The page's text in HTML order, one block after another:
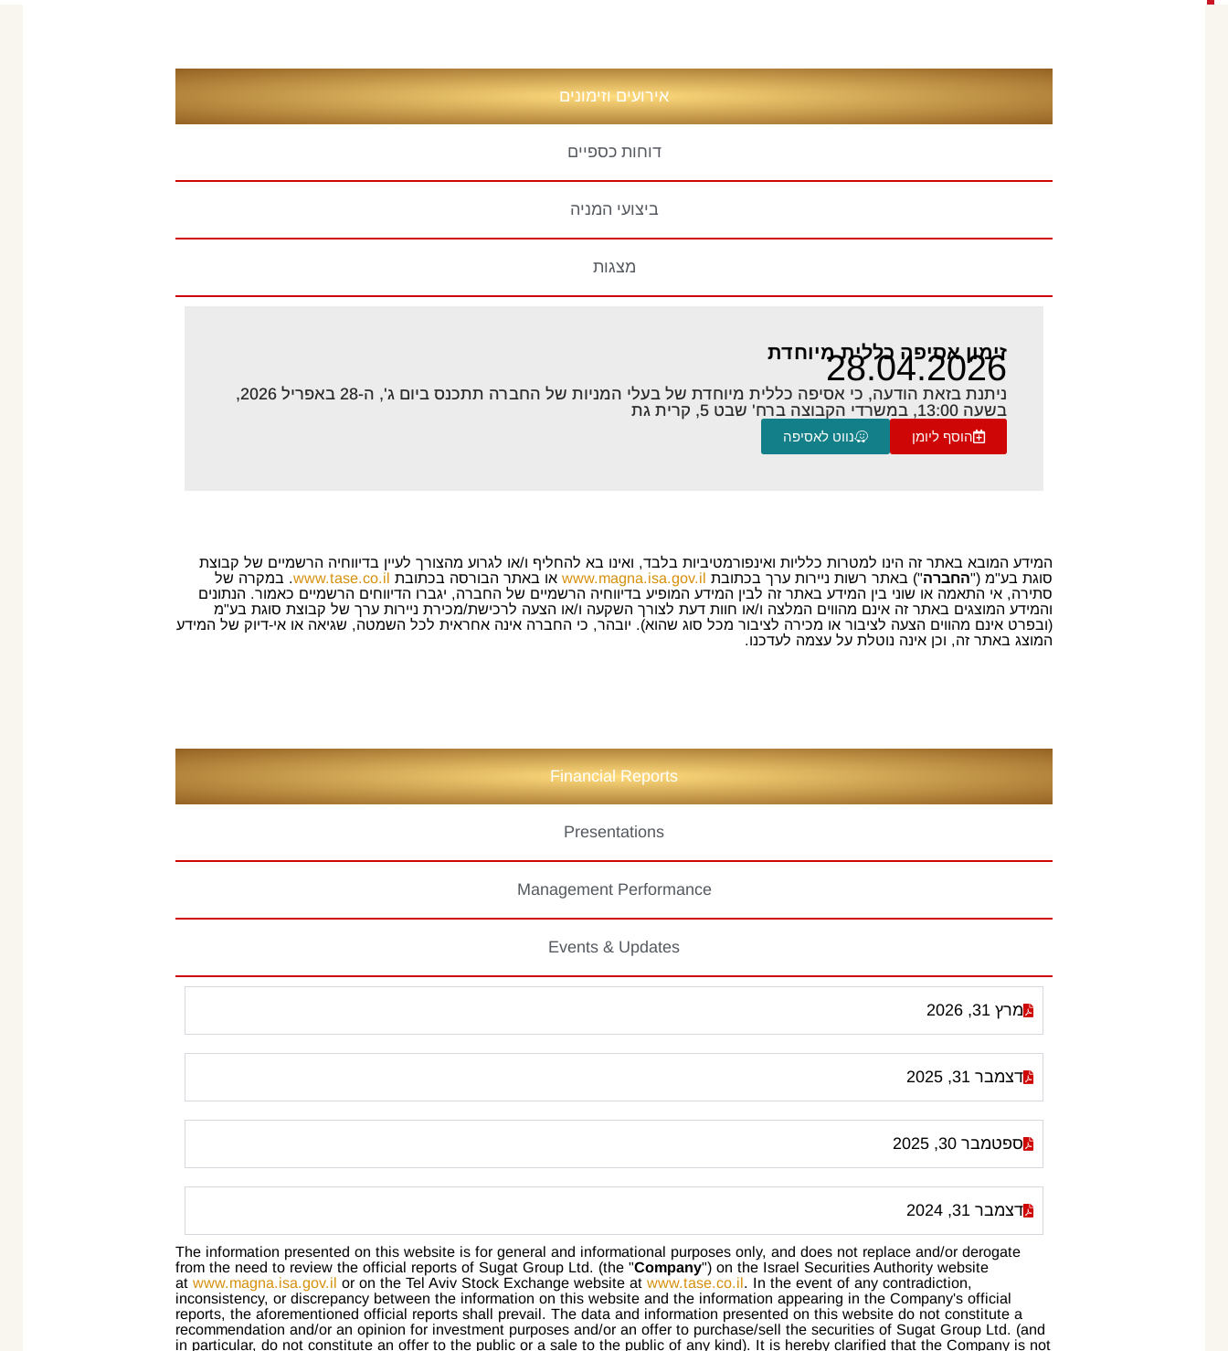
אירועים וזימונים
דוחות כספיים
ביצועי המניה
מצגות
זימון אסיפה כללית מיוחדת
28.04.2026
ניתנת בזאת הודעה, כי אסיפה כללית מיוחדת של בעלי המניות של החברה תתכנס ביום ג', ה-28 באפריל 2026,
בשעה 13:00, במשרדי הקבוצה ברח' שבט 5, קרית גת
הוסף ליומן נווט לאסיפה
המידע המובא באתר זה הינו למטרות כלליות ואינפורמטיביות בלבד, ואינו בא להחליף ו/או לגרוע מהצורך לעיין בדיווחיה הרשמיים של קבוצת
סוגת בע"מ ("החברה") באתר רשות ניירות ערך בכתובת www.magna.isa.gov.il או באתר הבורסה בכתובת www.tase.co.il. במקרה של
סתירה, אי התאמה או שוני בין המידע באתר זה לבין המידע המופיע בדיווחיה הרשמיים של החברה, יגברו הדיווחים הרשמיים כאמור. הנתונים
והמידע המוצגים באתר זה אינם מהווים המלצה ו/או חוות דעת לצורך השקעה ו/או הצעה לרכישת/מכירת ניירות ערך של קבוצת סוגת בע"מ
(ובפרט אינם מהווים הצעה לציבור או מכירה לציבור מכל סוג שהוא). יובהר, כי החברה אינה אחראית לכל השמטה, שגיאה או אי-דיוק של המידע
המוצג באתר זה, וכן אינה נוטלת על עצמה לעדכנו.
Financial Reports
Presentations
Management Performance
Events & Updates
מרץ 31, 2026
דצמבר 31, 2025
ספטמבר 30, 2025
דצמבר 31, 2024
The information presented on this website is for general and informational purposes only, and does not replace and/or derogate
from the need to review the official reports of Sugat Group Ltd. (the "Company") on the Israel Securities Authority website
at www.magna.isa.gov.il or on the Tel Aviv Stock Exchange website at www.tase.co.il. In the event of any contradiction,
inconsistency, or discrepancy between the information on this website and the information appearing in the Company's official
reports, the aforementioned official reports shall prevail. The data and information presented on this website do not constitute a
recommendation and/or an opinion for investment purposes and/or an offer to purchase/sell the securities of Sugat Group Ltd. (and
in particular, do not constitute an offer to the public or a sale to the public of any kind). It is hereby clarified that the Company is not